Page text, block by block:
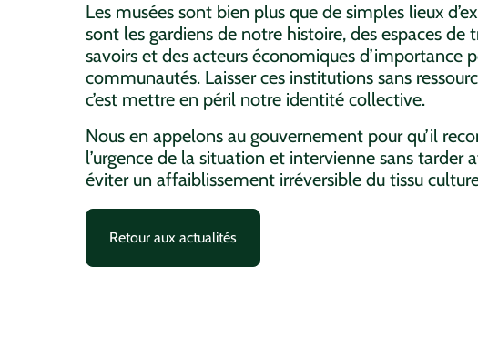
Les musées sont bien plus que de simples lieux
sont les gardiens de notre histoire, des espaces de
savoirs et des acteurs économiques d’importance
communautés. Laisser ces institutions sans
c’est mettre en péril notre identité collective.
Nous en appelons au gouvernement pour qu’il
l’urgence de la situation et intervienne sans tarder
éviter un affaiblissement irréversible du tissu
Retour aux actualités